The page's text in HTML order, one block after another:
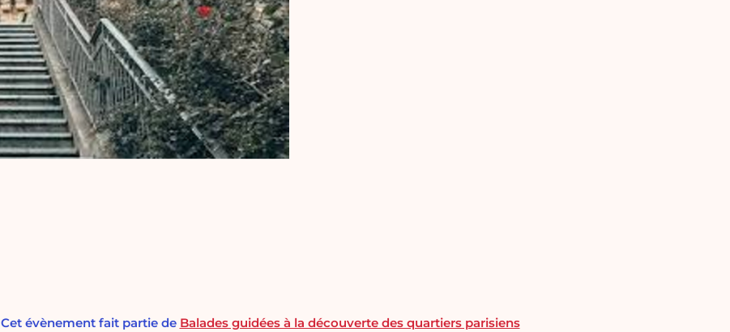
Cet évènement fait partie de Balades guidées à la découverte des quartiers parisiens